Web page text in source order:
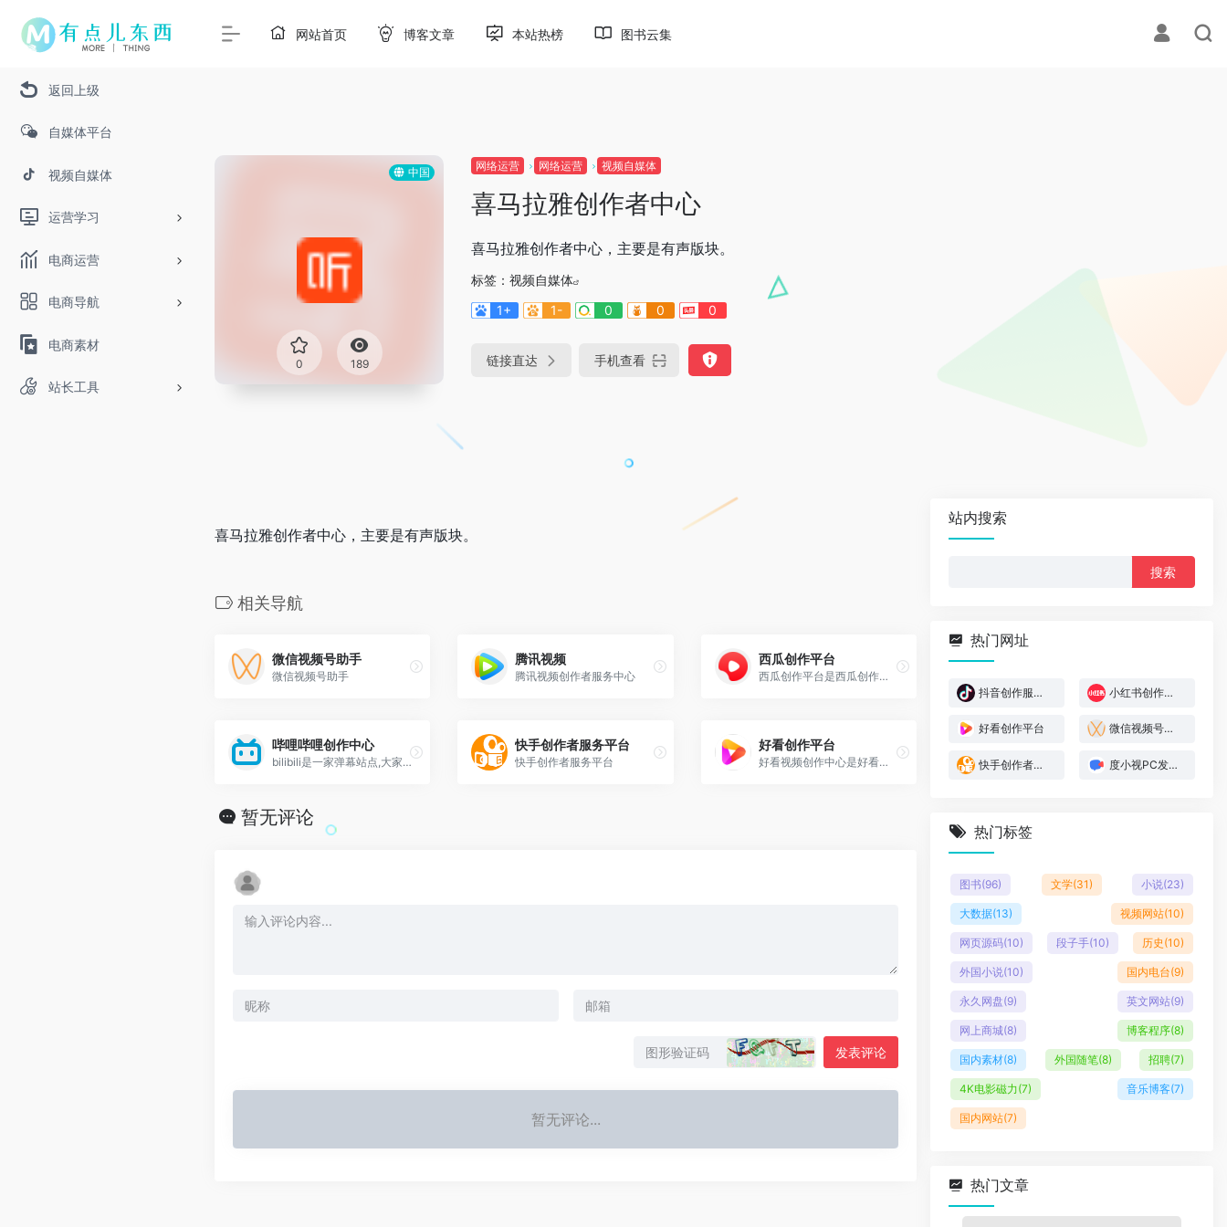
返回上级
自媒体平台
视频自媒体
运营学习
电商运营
电商导航
电商素材
站长工具
网站首页 博客文章 本站热榜 图书云集
中国
0 189
网络运营 网络运营 视频自媒体
喜马拉雅创作者中心
喜马拉雅创作者中心，主要是有声版块。
标签： 视频自媒体
1+
1- 0 0 0
链接直达 手机查看
喜马拉雅创作者中心，主要是有声版块。
相关导航
微信视频号助手
微信视频号助手
腾讯视频
腾讯视频创作者服务中心
西瓜创作平台
西瓜创作平台是西瓜创作者的专属创作平台
哔哩哔哩创作中心
bilibili是一家弹幕站点,大家可以在这里找到许多的欢乐。“电厂”的大名应该都知道，众多视频UP主用爱发电。
快手创作者服务平台
快手创作者服务平台
好看创作平台
好看视频创作中心是好看视频作者在电脑端发布并管理作品的平台
暂无评论
发表评论
暂无评论...
站内搜索
热门网址
抖音创作服务平台 小红书创作服务平台
好看创作平台 微信视频号助手
快手创作者服务平台 度小视PC发布器
热门标签
图书(96) 文学(31) 小说(23)
大数据(13) 视频网站(10)
网页源码(10) 段子手(10) 历史 (10)
外国小说(10) 国内电台(9)
永久网盘(9) 英文网站(9)
网上商城(8) 博客程序(8)
国内素材(8) 外国随笔(8) 招聘(7)
4K电影磁力(7) 音乐博客(7)
国内网站(7)
热门文章